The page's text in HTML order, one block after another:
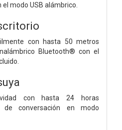
modo USB alámbrico.
con hasta 50 metros
Bluetooth® con el
con hasta 24 horas
conversación en modo